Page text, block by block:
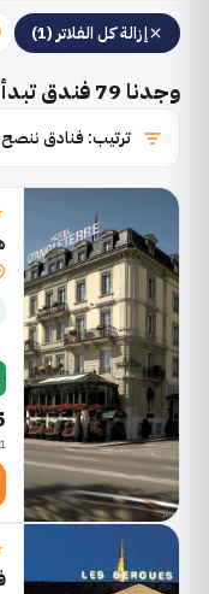
إزالة كل الفلاتر (1)
وجدنا 79فندق تبدأ من
1 ليلة (شامل الضرائب) · 1 غرفة